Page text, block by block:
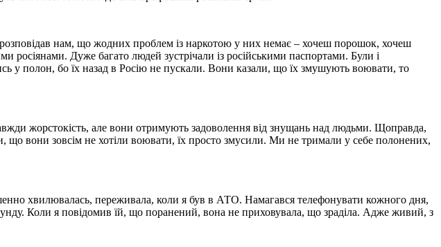
нам, що жодних проблем із наркотою у них немає – хочеш порошок, хочеш
росіянами. Дуже багато людей зустрічали із російськими паспортами. Були і
у полон, бо їх назад в Росію не пускали. Вони казали, що їх змушують воювати, то
жорстокість, але вони отримують задоволення від знущань над людьми. Щоправда,
що вони зовсім не хотіли воювати, їх просто змусили. Ми не тримали у себе полонених,
хвилювалась, переживала, коли я був в АТО. Намагався телефонувати кожного дня,
Коли я повідомив їй, що поранений, вона не приховувала, що зраділа. Адже живий, з